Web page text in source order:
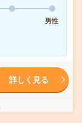
男性
詳しく見る